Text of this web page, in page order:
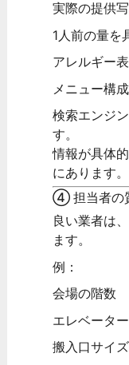
実際の提供
1人前の量を
アレルギー
メニュー構
検索エンジ
す。
情報が具体
にあります。
④ 担当者の
良い業者は
ます。
例：
会場の階数
エレベータ
搬入口サイズ